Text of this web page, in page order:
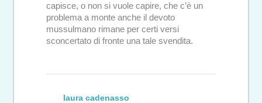
capisce, o non si vuole capire, che c’è un
problema a monte anche il devoto
mussulmano rimane per certi versi
sconcertato di fronte una tale svendita.
laura cadenasso